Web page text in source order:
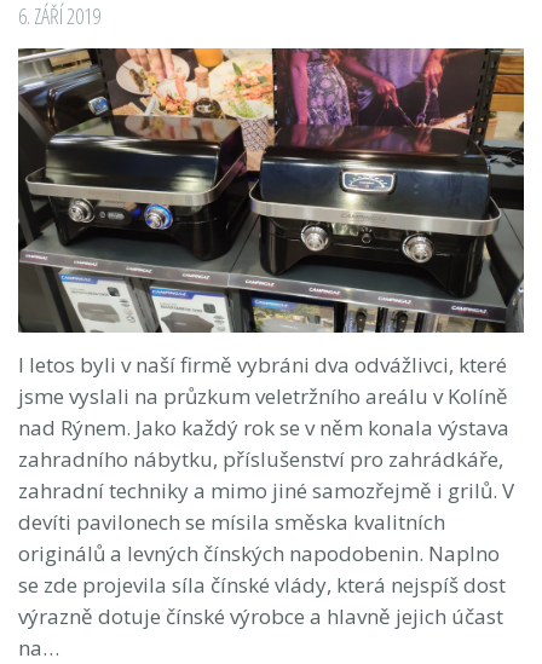
6. ZÁŘÍ 2019
I letos byli v naší firmě vybráni dva odvážlivci, které
jsme vyslali na průzkum veletržního areálu v Kolíně
nad Rýnem. Jako každý rok se v něm konala výstava
zahradního nábytku, příslušenství pro zahrádkáře,
zahradní techniky a mimo jiné samozřejmě i grilů. V
devíti pavilonech se mísila směska kvalitních
originálů a levných čínských napodobenin. Naplno
se zde projevila síla čínské vlády, která nejspíš dost
výrazně dotuje čínské výrobce a hlavně jejich účast
na…